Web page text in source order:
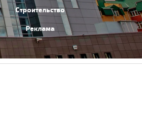
Строительство
Реклама